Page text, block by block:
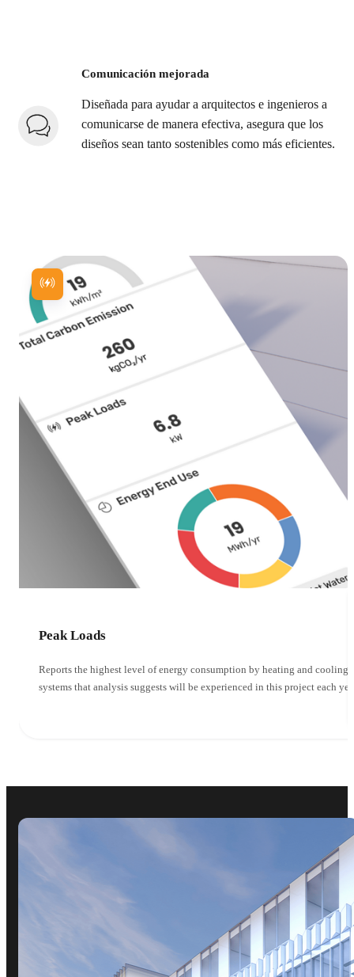
Comunicación mejorada
Diseñada para ayudar a arquitectos e ingenieros a
comunicarse de manera efectiva, asegura que los
diseños sean tanto sostenibles como más eficientes.
Peak Loads
Reports the highest level of energy consumption by heating and cooling
systems that analysis suggests will be experienced in this project each